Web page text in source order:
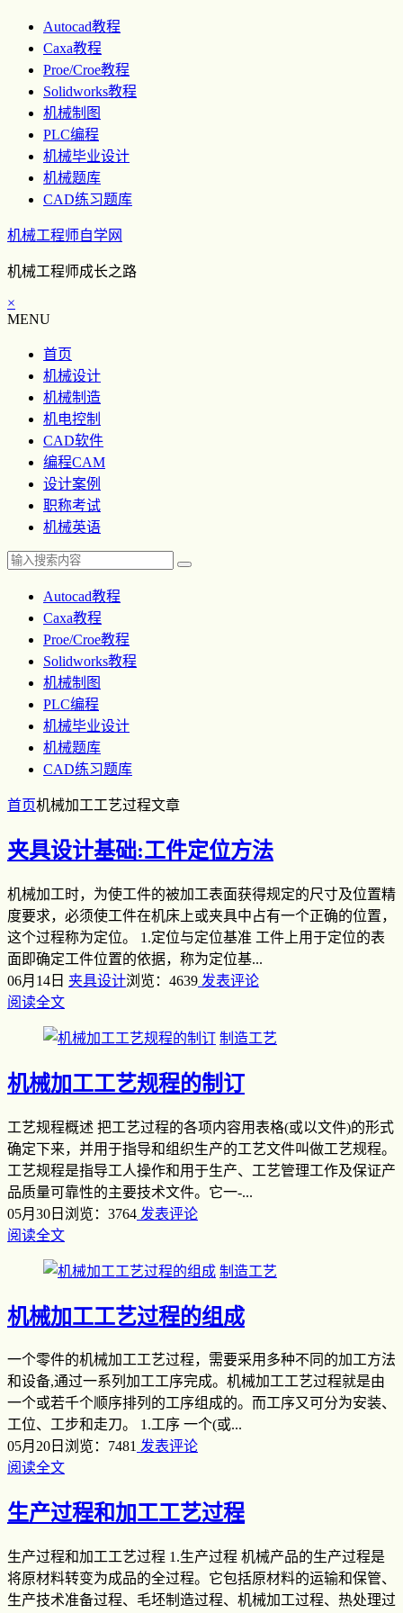
Autocad教程
Caxa教程
Proe/Croe教程
Solidworks教程
机械制图
PLC编程
机械毕业设计
机械题库
CAD练习题库
机械工程师自学网
机械工程师成长之路
×
MENU
首页
机械设计
机械制造
机电控制
CAD软件
编程CAM
设计案例
职称考试
机械英语
Autocad教程
Caxa教程
Proe/Croe教程
Solidworks教程
机械制图
PLC编程
机械毕业设计
机械题库
CAD练习题库
首页机械加工工艺过程文章
夹具设计基础:工件定位方法
机械加工时，为使工件的被加工表面获得规定的尺寸及位置精
度要求，必须使工件在机床上或夹具中占有一个正确的位置，
这个过程称为定位。 1.定位与定位基准 工件上用于定位的表
面即确定工件位置的依据，称为定位基...
06月14日 夹具设计浏览：4639 发表评论
阅读全文
制造工艺
机械加工工艺规程的制订
工艺规程概述 把工艺过程的各项内容用表格(或以文件)的形式
确定下来，并用于指导和组织生产的工艺文件叫做工艺规程。
工艺规程是指导工人操作和用于生产、工艺管理工作及保证产
品质量可靠性的主要技术文件。它一-...
05月30日 浏览：3764 发表评论
阅读全文
制造工艺
机械加工工艺过程的组成
一个零件的机械加工工艺过程，需要采用多种不同的加工方法
和设备,通过一系列加工工序完成。机械加工工艺过程就是由
一个或若千个顺序排列的工序组成的。而工序又可分为安装、
工位、工步和走刀。 1.工序 一个(或...
05月20日 浏览：7481 发表评论
阅读全文
生产过程和加工工艺过程
生产过程和加工工艺过程 1.生产过程 机械产品的生产过程是
将原材料转变为成品的全过程。它包括原材料的运输和保管、
生产技术准备过程、毛坯制造过程、机械加工过程、热处理过